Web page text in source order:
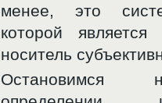
менее, это
которой является
носитель
Остановимся